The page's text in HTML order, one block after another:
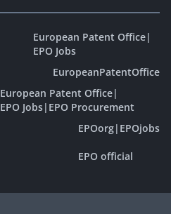
European Patent Office|
EPO Jobs
EuropeanPatentOffice
European Patent Office|
EPO Jobs| EPO Procurement
EPOorg| EPOjobs
EPO official